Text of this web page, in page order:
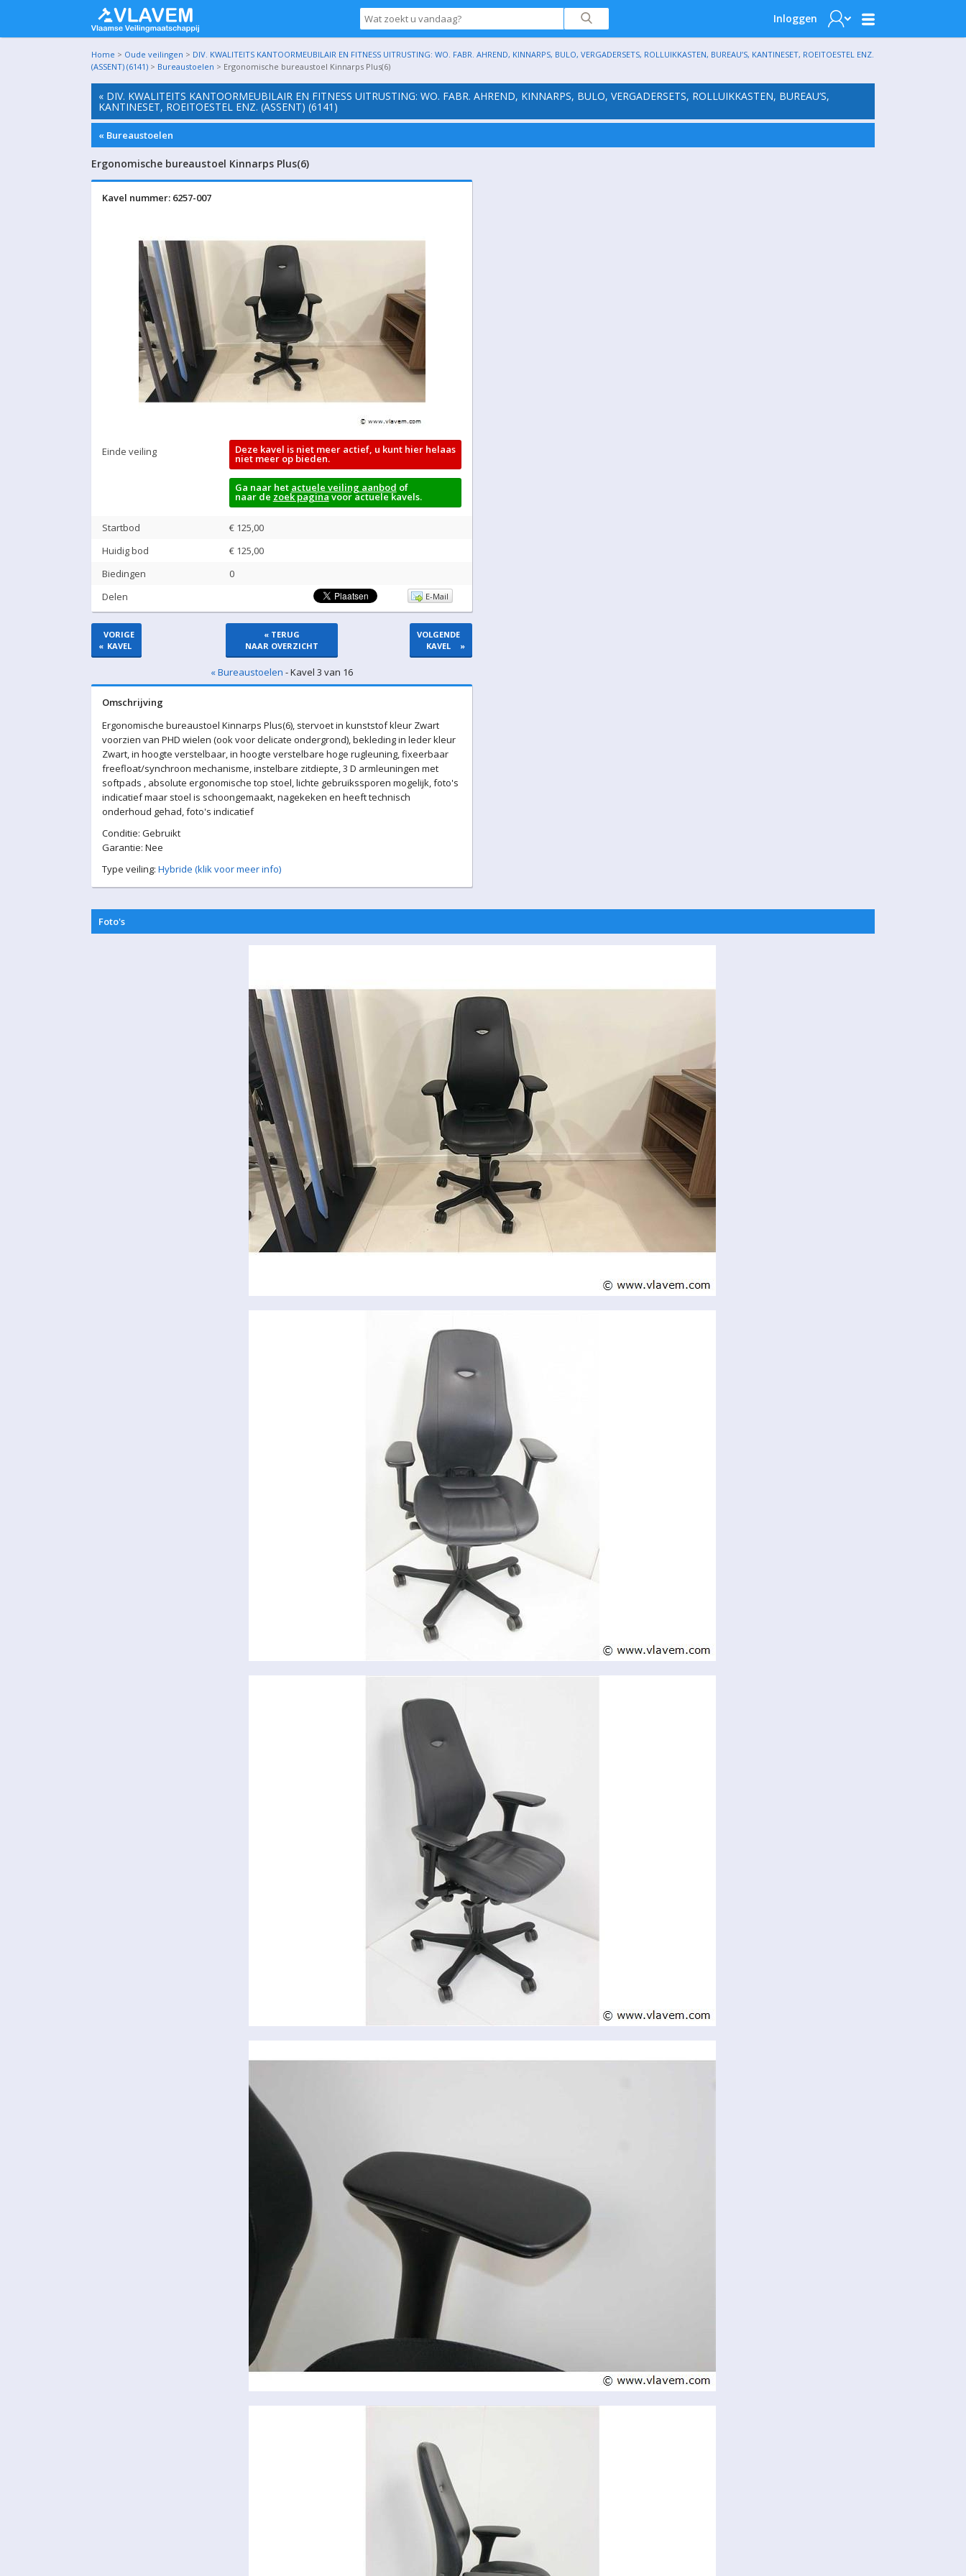
Inloggen
Home > Oude veilingen > DIV. KWALITEITS KANTOORMEUBILAIR EN FITNESS UITRUSTING: WO. FABR. AHREND, KINNARPS, BULO, VERGADERSETS, ROLLUIKKASTEN, BUREAU’S, KANTINESET, ROEITOESTEL ENZ.
(ASSENT) (6141) > Bureaustoelen > Ergonomische bureaustoel Kinnarps Plus(6)
« DIV. KWALITEITS KANTOORMEUBILAIR EN FITNESS UITRUSTING: WO. FABR. AHREND, KINNARPS, BULO, VERGADERSETS, ROLLUIKKASTEN, BUREAU’S,
KANTINESET, ROEITOESTEL ENZ. (ASSENT) (6141)
« Bureaustoelen
Ergonomische bureaustoel Kinnarps Plus(6)
Kavel nummer: 6257-007
Einde veiling Deze kavel is niet meer actief, u kunt hier helaas
niet meer op bieden.
Ga naar het actuele veiling aanbod of
naar de zoek paginavoor actuele kavels.
Startbod
€ 125,00
Huidig bod
€ 125,00
Biedingen
0
Delen
E-Mail
«
VORIGE
KAVEL
« TERUG
NAAR OVERZICHT
VOLGENDE
KAVEL
»
« Bureaustoelen - Kavel 3 van 16
Omschrijving
Ergonomische bureaustoel Kinnarps Plus(6), stervoet in kunststof kleur Zwart
voorzien van PHD wielen (ook voor delicate ondergrond), bekleding in leder kleur
Zwart, in hoogte verstelbaar, in hoogte verstelbare hoge rugleuning, fixeerbaar
freefloat/synchroon mechanisme, instelbare zitdiepte, 3 D armleuningen met
softpads , absolute ergonomische top stoel, lichte gebruikssporen mogelijk, foto's
indicatief maar stoel is schoongemaakt, nagekeken en heeft technisch
onderhoud gehad, foto's indicatief
Conditie: Gebruikt
Garantie: Nee
Type veiling: Hybride (klik voor meer info)
Foto's